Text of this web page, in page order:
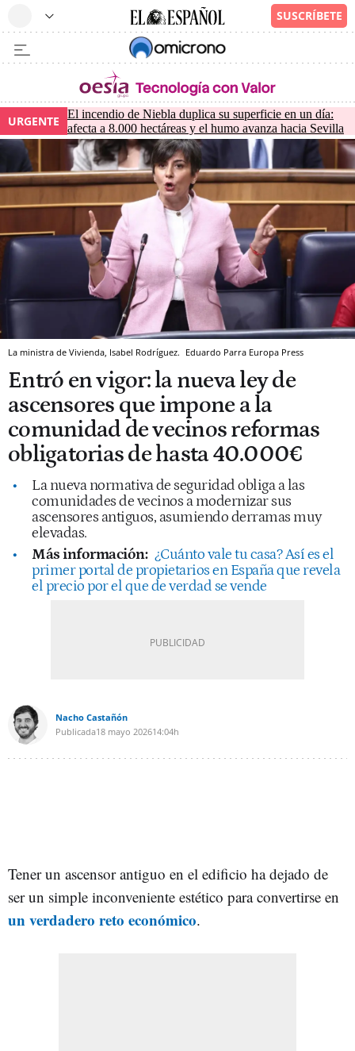
URGENTE
El incendio de Niebla duplica su superficie en un día:
afecta a 8.000 hectáreas y el humo avanza hacia Sevilla
La ministra de Vivienda, Isabel Rodríguez. Eduardo Parra Europa Press
Entró en vigor: la nueva ley de
ascensores que impone a la
comunidad de vecinos reformas
obligatorias de hasta 40.000€
La nueva normativa de seguridad obliga a las
comunidades de vecinos a modernizar sus
ascensores antiguos, asumiendo derramas muy
elevadas.
Más información: ¿Cuánto vale tu casa? Así es el
primer portal de propietarios en España que revela
el precio por el que de verdad se vende
Nacho Castañón
Publicada18 mayo 202614:04h
Tener un ascensor antiguo en el edificio ha dejado de
ser un simple inconveniente estético para convertirse en
un verdadero reto económico.